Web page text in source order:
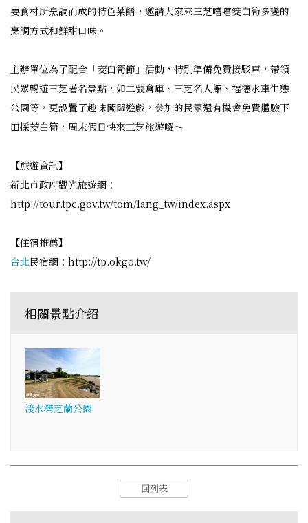
要食材所烹調而成的特色菜餚，邀請大家來三芝嚐嚐筊白筍多變的
烹調方式和鮮甜口味。
主辦單位為了配合「茭白筍節」活動，特別準備免費接駁車，帶領
民眾暢遊三芝著名景點，如二號倉庫、三芝名人館、福德水車生態
公園等，更設置了趣味闖關遊戲，參加的民眾還有機會免費體驗下
田採茭白筍，周末假日快來三芝旅遊囉～
【旅遊資訊】
新北市政府觀光旅遊網：
http://tour.tpc.gov.tw/tom/lang_tw/index.aspx
【住宿推薦】
台北民宿網：http://tp.okgo.tw/
相關景點介紹
淺水灣芝蘭公園
回列表